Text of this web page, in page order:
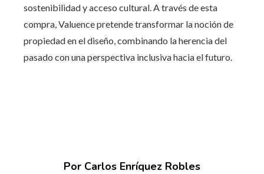
sostenibilidad y acceso cultural. A través de esta
compra, Valuence pretende transformar la noción de
propiedad en el diseño, combinando la herencia del
pasado con una perspectiva inclusiva hacia el futuro.
Por Carlos Enríquez Robles